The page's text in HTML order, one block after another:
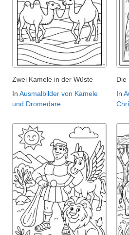
Zwei Kamele in der Wüste
In Ausmalbilder von Kamele
und Dromedare
Die
In